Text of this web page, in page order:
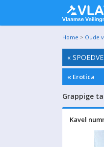
Home > Oude
«
« Erotica
Grappige
Kavel